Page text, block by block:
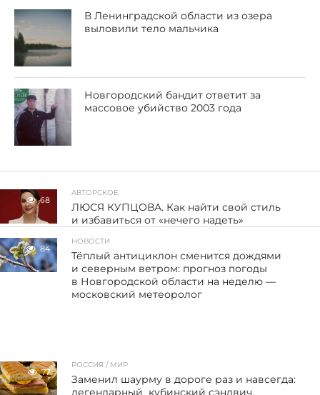
В Ленинградской области из озера
выловили тело мальчика
Новгородский бандит ответит за
массовое убийство 2003 года
68
АВТОРСКОЕ
ЛЮСЯ КУПЦОВА. Как найти свой стиль
и избавиться от «нечего надеть»
84
НОВОСТИ
Тёплый антициклон сменится дождями
и северным ветром: прогноз погоды
в Новгородской области на неделю —
московский метеоролог
77
РОССИЯ / МИР
Заменил шаурму в дороге раз и навсегда:
легендарный кубинский сэндвич,